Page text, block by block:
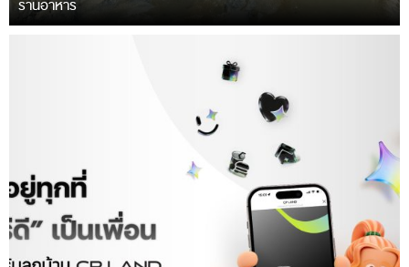
ร้านอาหาร